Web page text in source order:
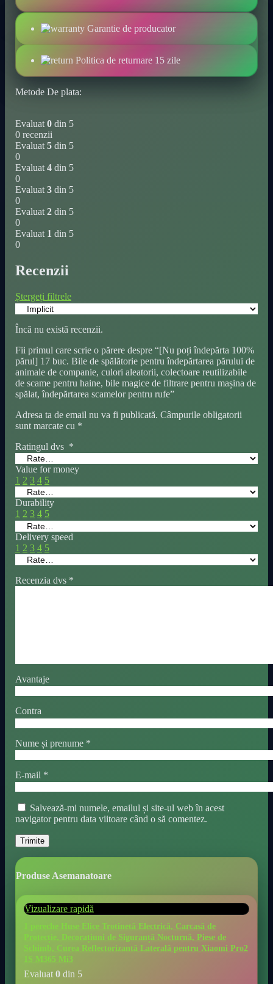
animale
de
aleatorii,
de
haine,
bile
magice
filtrare
mașina
spălat,
scamelor
cantitate
Garantie de producator
Politica de returnare 15 zile
Metode De plata:
Evaluat 0 din 5
0 recenzii
Evaluat 5 din 5
0
Evaluat 4 din 5
0
Evaluat 3 din 5
0
Evaluat 2 din 5
0
Evaluat 1 din 5
0
Recenzii
Ștergeți filtrele
Încă nu există recenzii.
Fii primul care scrie o părere despre “[Nu poți îndepărta 100%
părul] 17 buc. Bile de spălătorie pentru îndepărtarea părului de
animale de companie, culori aleatorii, colectoare reutilizabile
de scame pentru haine, bile magice de filtrare pentru mașina de
spălat, îndepărtarea scamelor pentru rufe”
Adresa ta de email nu va fi publicată. Câmpurile obligatorii
sunt marcate cu *
Ratingul dvs *
Value for money
1 2 3 4 5
Durability
1 2 3 4 5
Delivery speed
1 2 3 4 5
Recenzia dvs *
Avantaje
Contra
Nume și prenume *
E-mail *
Salvează-mi numele, emailul și site-ul web în acest
navigator pentru data viitoare când o să comentez.
Produse Asemanatoare
Vizualizare rapidă
1 pereche Huse Elice Trotinetă Electrică, Carcasă de
Protecție, Decorațiuni de Siguranță Nocturnă, Piese de
Schimb, Curea Reflectorizantă Laterală pentru Xiaomi Pro2
1S M365 Mi3
Evaluat 0 din 5